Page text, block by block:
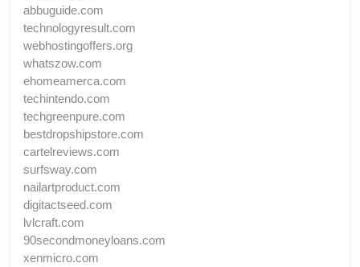
abbuguide.com
technologyresult.com
webhostingoffers.org
whatszow.com
ehomeamerca.com
techintendo.com
techgreenpure.com
bestdropshipstore.com
cartelreviews.com
surfsway.com
nailartproduct.com
digitactseed.com
lvlcraft.com
90secondmoneyloans.com
xenmicro.com